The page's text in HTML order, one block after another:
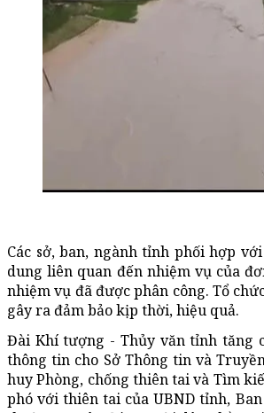
Các sở, ban, ngành tỉnh phối hợp
dung liên quan đến nhiệm vụ của
nhiệm vụ đã được phân công. Tổ
gây ra đảm bảo kịp thời, hiệu quả.
Đài Khí tượng - Thủy văn tỉnh tăng
thông tin cho Sở Thông tin và
huy Phòng, chống thiên tai và Tìm
phó với thiên tai của UBND tỉnh,